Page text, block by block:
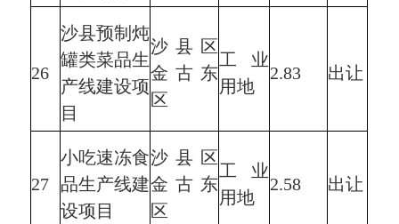
26
沙县预制炖
罐类菜品生
产线建设项
目
沙县区
金古东
区
工业
用地
2.83 出让
27
小吃速冻食
品生产线建
设项目
沙县区
金古东
区
工业
用地
2.58 出让